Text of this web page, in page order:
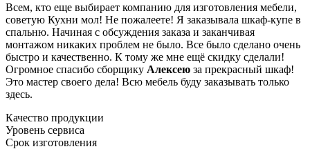
Всем, кто еще выбирает компанию для изготовления мебели,
советую Кухни мол! Не пожалеете! Я заказывала шкаф-купе в
спальню. Начиная с обсуждения заказа и заканчивая
монтажом никаких проблем не было. Все было сделано очень
быстро и качественно. К тому же мне ещё скидку сделали!
Огромное спасибо сборщику Алексею за прекрасный шкаф!
Это мастер своего дела! Всю мебель буду заказывать только
здесь.
Качество продукции
Уровень сервиса
Срок изготовления